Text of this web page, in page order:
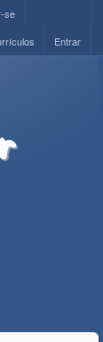
se
Entrar